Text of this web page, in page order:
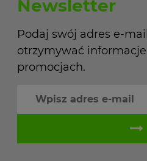
Newsletter
Podaj swój adres e-
otrzymywać
promocjach.